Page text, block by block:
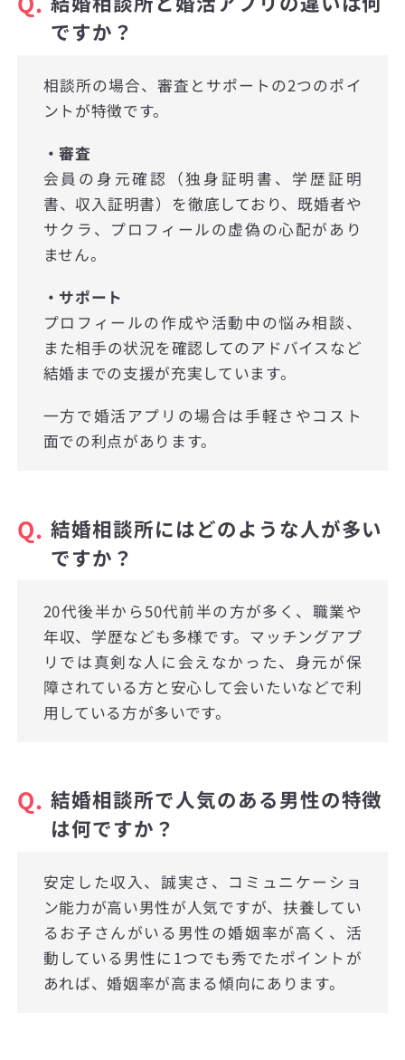
ですか？
相談所の場合、審査とサポートの2つのポイ
ントが特徴です。
・審査
会員の身元確認（独身証明書、学歴証明
書、収入証明書）を徹底しており、既婚者や
サクラ、プロフィールの虚偽の心配があり
ません。
・サポート
プロフィールの作成や活動中の悩み相談、
また相手の状況を確認してのアドバイスなど
結婚までの支援が充実しています。
一方で婚活アプリの場合は手軽さやコスト
面での利点があります。
Q. 結婚相談所にはどのような人が多い
ですか？
20代後半から50代前半の方が多く、職業や
年収、学歴なども多様です。マッチングアプ
リでは真剣な人に会えなかった、身元が保
障されている方と安心して会いたいなどで利
用している方が多いです。
Q. 結婚相談所で人気のある男性の特徴
は何ですか？
安定した収入、誠実さ、コミュニケーショ
ン能力が高い男性が人気ですが、扶養してい
るお子さんがいる男性の婚姻率が高く、活
動している男性に1つでも秀でたポイントが
あれば、婚姻率が高まる傾向にあります。